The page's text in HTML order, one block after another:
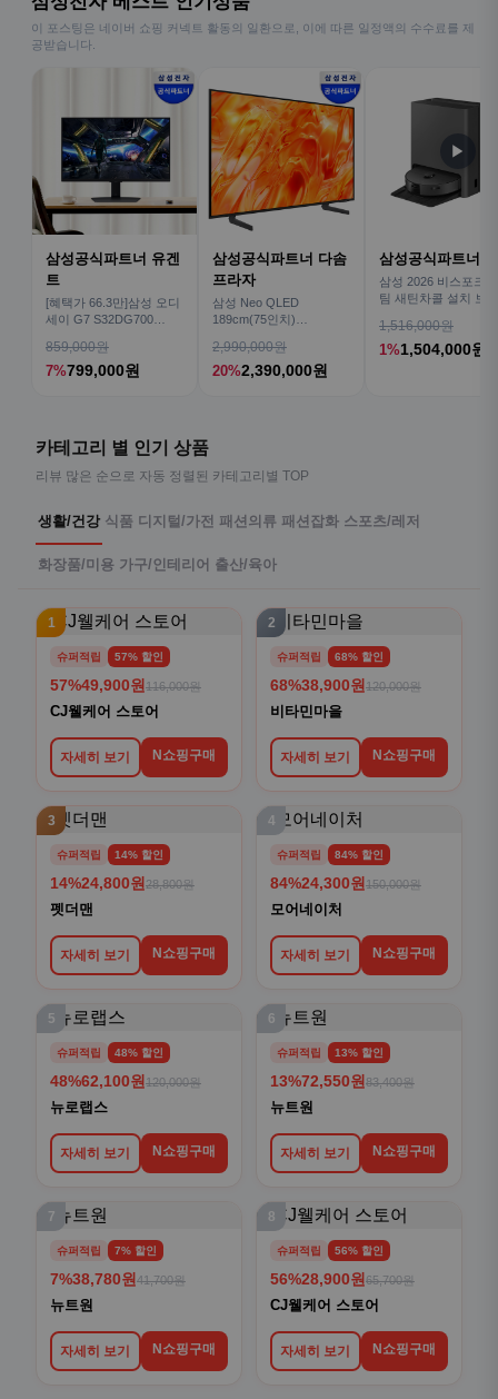
이 포스팅은 네이버 쇼핑 커넥트 활동의 일환으로, 이에 따른 일정액의 수수료를 제
공받습니다.
삼성공식파트너 유겐
트
[혜택가 66.3만]삼성 오디
세이 G7 S32DG700
859,000원
7%799,000원
삼성공식파트너 다솜
프라자
삼성 Neo QLED
189cm(75인치)
TV
2,990,000원
20%2,390,000원
삼성공식파트너
삼성 2026 비스포크
팀 새틴차콜 설치 보
1,516,000원
1%1,504,000원
▶
카테고리 별 인기 상품
리뷰 많은 순으로 자동 정렬된 카테고리별 TOP
생활/건강 식품 디지털/가전 패션의류 패션잡화 스포츠/레저
화장품/미용 가구/인테리어 출산/육아
1
슈퍼적립 57% 할인
57%49,900원 116,000원
CJ웰케어 스토어
자세히 보기 N쇼핑구매
2
슈퍼적립 68% 할인
68%38,900원 120,000원
비타민마을
자세히 보기 N쇼핑구매
3
슈퍼적립 14% 할인
14%24,800원 28,800원
펫더맨
자세히 보기 N쇼핑구매
4
슈퍼적립 84% 할인
84%24,300원 150,000원
모어네이처
자세히 보기 N쇼핑구매
5
슈퍼적립 48% 할인
48%62,100원 120,000원
뉴로랩스
자세히 보기 N쇼핑구매
6
슈퍼적립 13% 할인
13%72,550원 83,400원
뉴트원
자세히 보기 N쇼핑구매
7
슈퍼적립 7% 할인
7%38,780원 41,700원
뉴트원
자세히 보기 N쇼핑구매
8
슈퍼적립 56% 할인
56%28,900원 65,700원
CJ웰케어 스토어
자세히 보기 N쇼핑구매